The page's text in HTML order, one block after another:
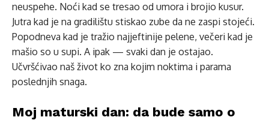
neuspehe. Noći kad se tresao od umora i brojio kusur.
Jutra kad je na gradilištu stiskao zube da ne zaspi stojeći.
Popodneva kad je tražio najjeftinije pelene, večeri kad je
mašio so u supi. A ipak — svaki dan je ostajao.
Učvršćivao naš život ko zna kojim noktima i parama
poslednjih snaga.
Moj maturski dan: da bude samo o